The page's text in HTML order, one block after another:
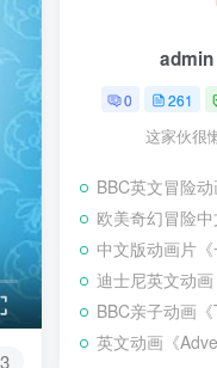
admin
0 261
这家伙很
BBC英文冒险动画《Knee High Spies
欧美奇幻冒险中文动画片《弗林船
中文版动画片《一群好虫Best
迪士尼英文动画《SuperKitties 超级猫咪
BBC亲子动画《The Weasy
英文动画《Adventure Time: Side Quests 探